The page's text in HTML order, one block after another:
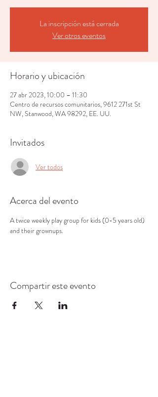
La inscripción está cerrada
Ver otros eventos
Horario y ubicación
27 abr 2023, 10:00 – 11:30
Centro de recursos comunitarios, 9612 271st St
NW, Stanwood, WA 98292, EE. UU.
Invitados
Ver todos
Acerca del evento
A twice weekly play group for kids (0-5 years old)
and their grownups.
Compartir este evento